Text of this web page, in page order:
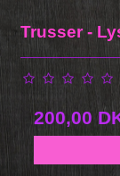
Trusser -
200,00